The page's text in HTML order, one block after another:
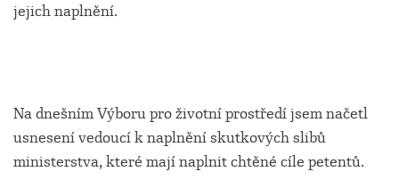
jejich naplnění.
Na dnešním Výboru pro životní prostředí jsem načetl
usnesení vedoucí k naplnění skutkových slibů
ministerstva, které mají naplnit chtěné cíle petentů.